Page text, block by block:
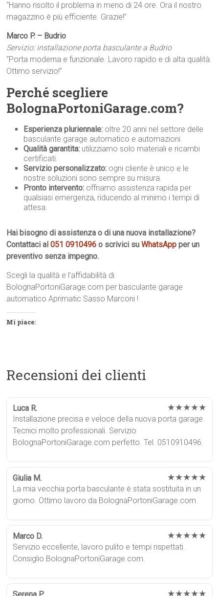
“Hanno risolto il problema in meno di 24 ore. Ora il nostro
magazzino è più efficiente. Grazie!”
Marco P. – Budrio
Servizio: installazione porta basculante a Budrio
“Porta moderna e funzionale. Lavoro rapido e di alta qualità.
Ottimo servizio!”
Perché scegliere
BolognaPortoniGarage.com?
Esperienza pluriennale: oltre 20 anni nel settore delle
basculante garage automatico e automazioni.
Qualità garantita: utilizziamo solo materiali e ricambi
certificati.
Servizio personalizzato: ogni cliente è unico e le
nostre soluzioni sono sempre su misura.
Pronto intervento: offriamo assistenza rapida per
qualsiasi emergenza, riducendo al minimo i tempi di
attesa.
Hai bisogno di assistenza o di una nuova installazione?
Contattaci al051 0910496 o scrivici suWhatsApp per un
preventivo senza impegno.
Scegli la qualità e l’affidabilità di
BolognaPortoniGarage.com per basculante garage
automatico Aprimatic Sasso Marconi !
Mi piace:
Recensioni dei clienti
Luca R. ★★★★★
Installazione precisa e veloce della nuova porta garage.
Tecnici molto professionali. Servizio
BolognaPortoniGarage.com perfetto. Tel. 0510910496.
Giulia M. ★★★★★
La mia vecchia porta basculante è stata sostituita in un
giorno. Ottimo lavoro da BolognaPortoniGarage.com.
Marco D. ★★★★★
Servizio eccellente, lavoro pulito e tempi rispettati.
Consiglio BolognaPortoniGarage.com.
★★★★★